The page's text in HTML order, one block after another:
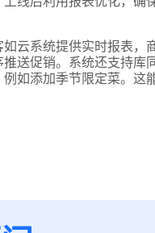
云系统提供实时报表
送促销。系统还支持
如添加季节限定菜。这